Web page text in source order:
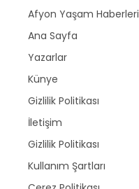
Afyon Yaşam Haberleri
Ana Sayfa
Yazarlar
Künye
Gizlilik Politikası
İletişim
Gizlilik Politikası
Kullanım Şartları